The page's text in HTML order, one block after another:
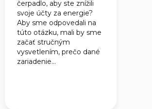
čerpadlo, aby ste znížili
svoje účty za energie?
Aby sme odpovedali na
túto otázku, mali by sme
začať stručným
vysvetlením, prečo dané
zariadenie...